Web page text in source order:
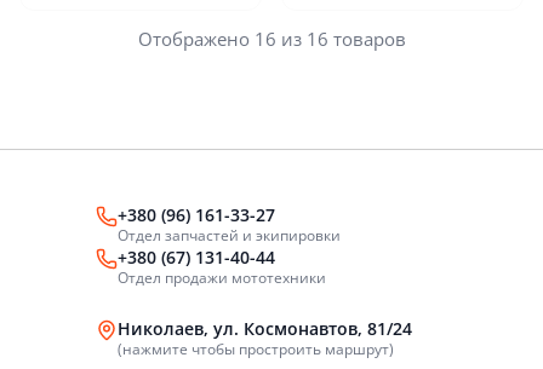
Отображено 16 из 16 товаров
+380 (96) 161-33-27
Отдел запчастей и экипировки
+380 (67) 131-40-44
Отдел продажи мототехники
Николаев, ул. Космонавтов, 81/24
(нажмите чтобы простроить маршрут)